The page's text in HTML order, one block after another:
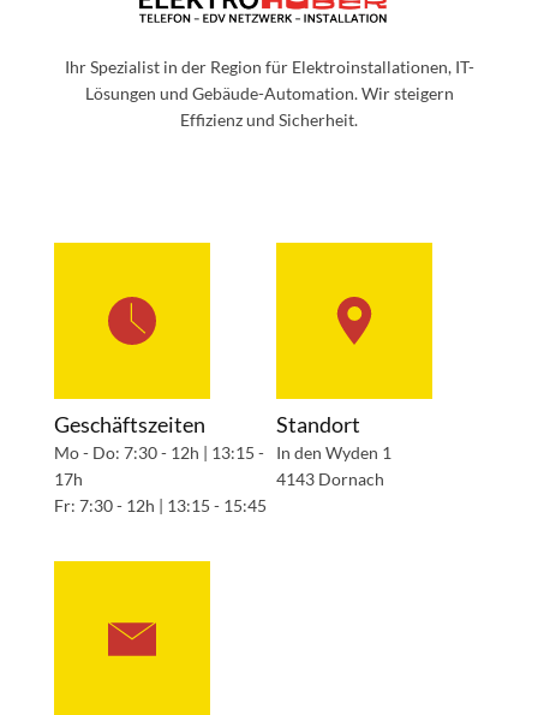
Ihr Spezialist in der Region für Elektroinstallationen, IT-
Lösungen und Gebäude-Automation. Wir steigern
Effizienz und Sicherheit.
Geschäftszeiten
Mo - Do: 7:30 - 12h | 13:15 -
17h
Fr: 7:30 - 12h | 13:15 - 15:45
Standort
In den Wyden 1
4143 Dornach